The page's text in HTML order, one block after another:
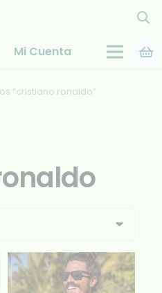
Mi Cuenta
“cristiano ronaldo”